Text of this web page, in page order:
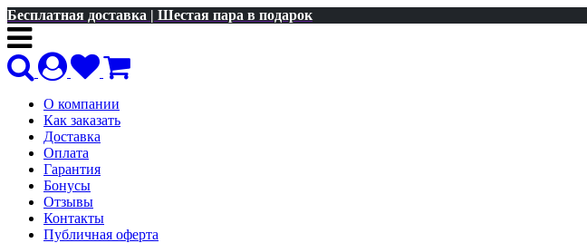
Бесплатная доставка | Шестая пара в подарок
О компании
Как заказать
Доставка
Оплата
Гарантия
Бонусы
Отзывы
Контакты
Публичная оферта